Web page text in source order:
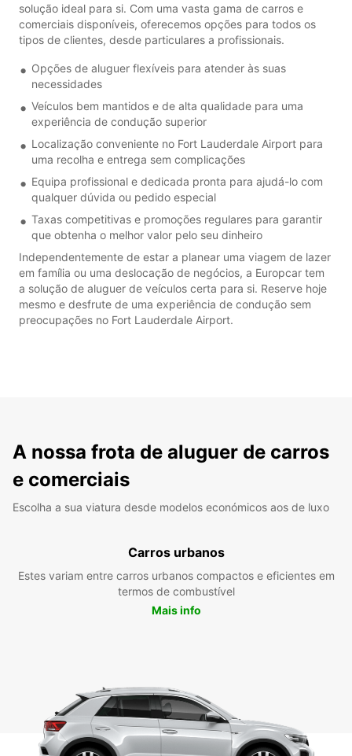
solução ideal para si. Com uma vasta gama de carros e
comerciais disponíveis, oferecemos opções para todos os
tipos de clientes, desde particulares a profissionais.
Opções de aluguer flexíveis para atender às suas
necessidades
Veículos bem mantidos e de alta qualidade para uma
experiência de condução superior
Localização conveniente no Fort Lauderdale Airport para
uma recolha e entrega sem complicações
Equipa profissional e dedicada pronta para ajudá-lo com
qualquer dúvida ou pedido especial
Taxas competitivas e promoções regulares para garantir
que obtenha o melhor valor pelo seu dinheiro
Independentemente de estar a planear uma viagem de lazer
em família ou uma deslocação de negócios, a Europcar tem
a solução de aluguer de veículos certa para si. Reserve hoje
mesmo e desfrute de uma experiência de condução sem
preocupações no Fort Lauderdale Airport.
A nossa frota de aluguer de carros
e comerciais
Escolha a sua viatura desde modelos económicos aos de luxo
Carros urbanos
Estes variam entre carros urbanos compactos e eficientes em
termos de combustível
Mais info